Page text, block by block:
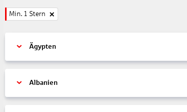
Min. 1 Stern
Ägypten
Albanien